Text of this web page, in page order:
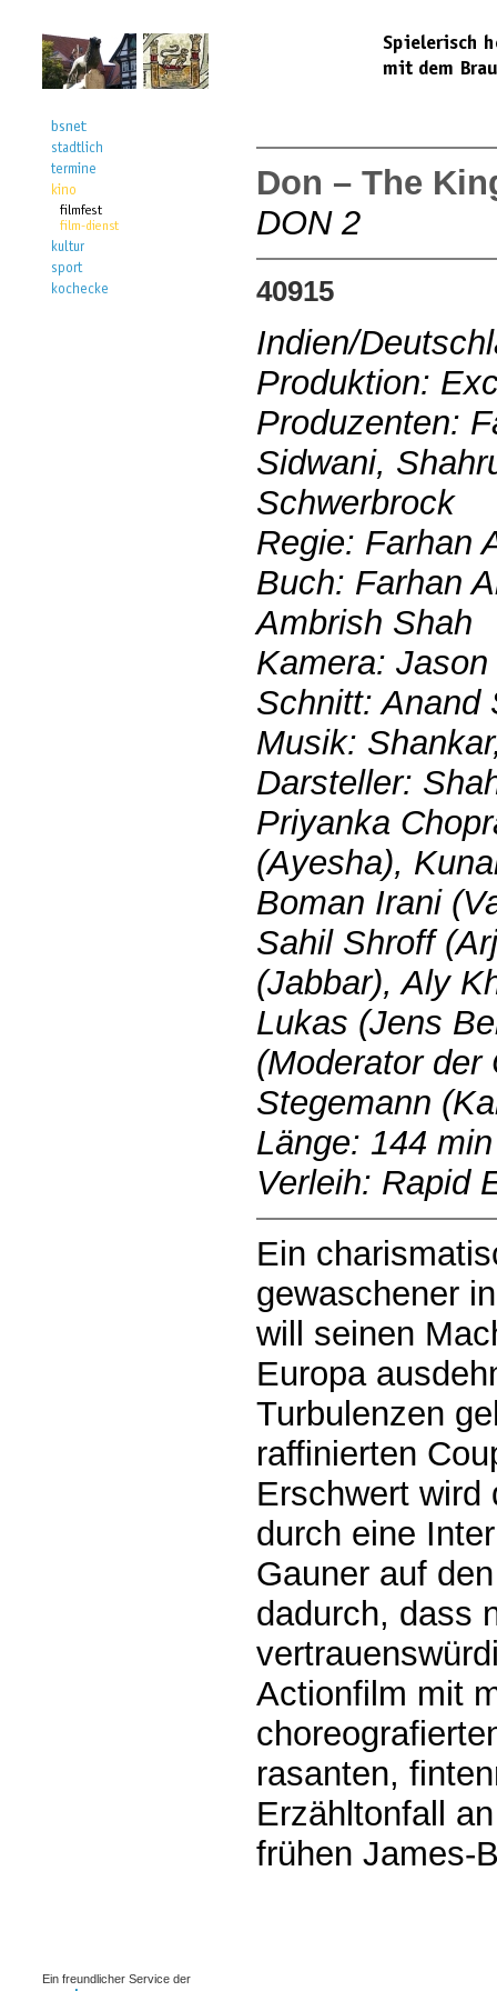
Don – The
DON 2
40915
Indien/
Produktion:
Produzenten:
Sidwani,
Schwerbrock
Regie: Farhan
Buch: Farhan
Ambrish Shah
Kamera: Jason
Schnitt: Anand
Musik:
Darsteller:
Priyanka
(Ayesha),
Boman Irani
Sahil Shroff
(Jabbar), Aly
Lukas (Jens
(Moderator der
Stegemann
Länge: 144 min
Verleih: Rapid
Ein
gewaschener
will seinen
Europa
Turbulenzen
raffinierten
Erschwert wird
durch eine
Gauner auf
dadurch, dass
Actionfilm mit
rasanten,
Erzähltonfall
frühen James-
Ein freundlicher Service der